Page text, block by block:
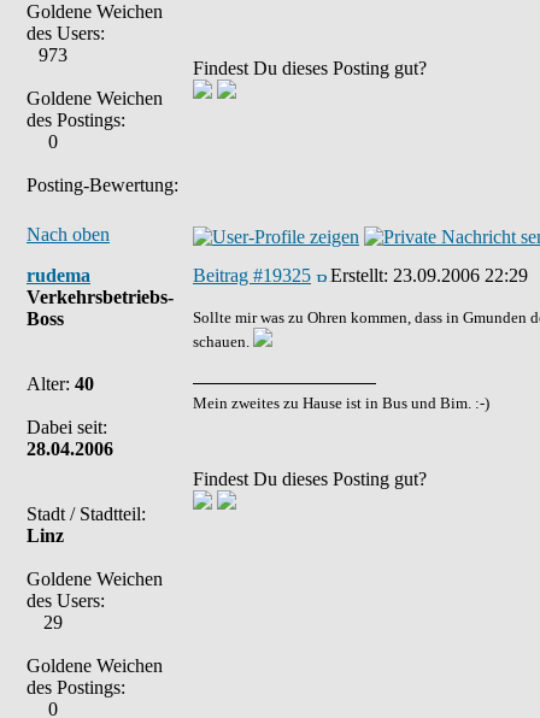
Goldene Weichen
des Users:
973
Goldene Weichen
des Postings:
0
Posting-Bewertung:
Findest Du dieses Posting gut?
Nach oben
rudema
Verkehrsbetriebs-
Boss
Alter: 40
Dabei seit:
28.04.2006
Stadt / Stadtteil:
Linz
Goldene Weichen
des Users:
29
Goldene Weichen
des Postings:
0
Beitrag #19325 Erstellt: 23.09.2006 22:29
Sollte mir was zu Ohren kommen, dass in
schauen.
Mein zweites zu Hause ist in Bus und Bim. :-)
Findest Du dieses Posting gut?